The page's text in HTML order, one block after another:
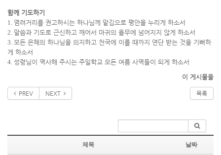
함께 기도하기
1. 염려거리를 권고하시는 하나님께 맡김으로 평안을 누리게 하소서
2. 말씀과 기도로 근신하고 깨어서 마귀의 올무에 넘어지지 않게 하소서
3. 모든 은혜의 하나님을 의지하고 천국에 이를 때까지 연단 받는 것을 기뻐하
게 하소서
4. 성령님이 역사해 주시는 주일학교 모든 여름 사역들이 되게 하소서
이 게시물을
PREV NEXT 목록
제목 날짜